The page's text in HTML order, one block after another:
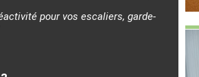
pour vos escaliers, garde-